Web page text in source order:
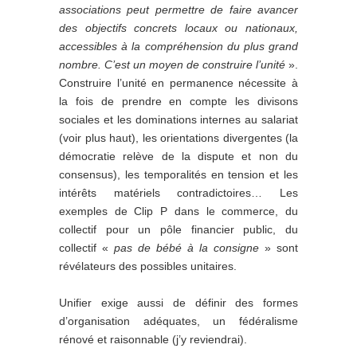
associations peut permettre de faire avancer
des objectifs concrets locaux ou nationaux,
accessibles à la compréhension du plus grand
nombre. C’est un moyen de construire l’unité ».
Construire l’unité en permanence nécessite à
la fois de prendre en compte les divisons
sociales et les dominations internes au salariat
(voir plus haut), les orientations divergentes (la
démocratie relève de la dispute et non du
consensus), les temporalités en tension et les
intérêts matériels contradictoires… Les
exemples de Clip P dans le commerce, du
collectif pour un pôle financier public, du
collectif « pas de bébé à la consigne » sont
révélateurs des possibles unitaires.
Unifier exige aussi de définir des formes
d’organisation adéquates, un fédéralisme
rénové et raisonnable (j’y reviendrai).